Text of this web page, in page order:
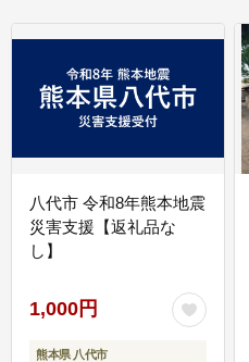
八代市 令和8年熊本地震
災害支援【返礼品な
し】
1,000円
熊本県 八代市